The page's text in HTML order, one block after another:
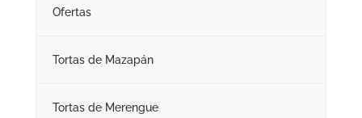
Ofertas
Tortas de Mazapán
Tortas de Merengue